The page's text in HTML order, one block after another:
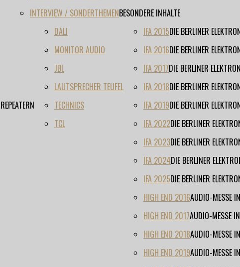
INTERVIEW / SONDERTHEMENBESONDERE INHALTE
DALI
MONITOR AUDIO
JBL
LAUTSPRECHER TEUFEL
TECHNICS
TCL
IFA 2015DIE BERLINER
IFA 2016DIE BERLINER
IFA 2017DIE BERLINER
IFA 2018DIE BERLINER
IFA 2019DIE BERLINER
IFA 2022DIE BERLINER
IFA 2023DIE BERLINER
IFA 2024DIE BERLINER
IFA 2025DIE BERLINER
HIGH END 2016AUDIO-MESSE
HIGH END 2017AUDIO-MESSE
HIGH END 2018AUDIO-MESSE
HIGH END 2019AUDIO-MESSE